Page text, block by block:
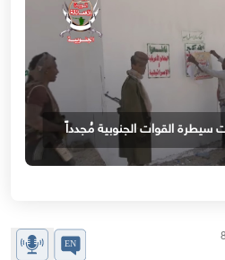
القوات الجنوبية مُجدداً
آخر تحديث في: 10-01-2022 الساعة 8